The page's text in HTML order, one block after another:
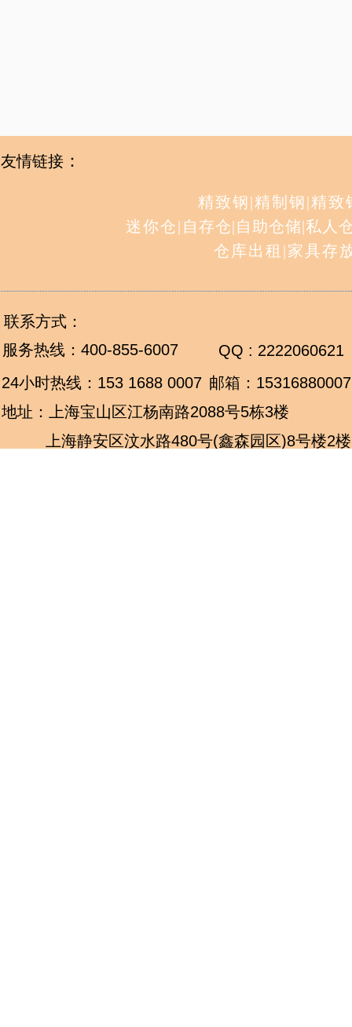
邮箱：
精致钢|精制钢|精致
迷你仓| 自存仓| 自助仓储|私人
仓库出租 |家具存
服务热线： 400-855-6007
24小时热线： 153 1688 0007
友情链接 ：
QQ : 2222060621
上海静安区汶水路480号(鑫森园区)8号楼2楼
地址：上海宝山区江杨南路2088号5栋3楼
联系方式：